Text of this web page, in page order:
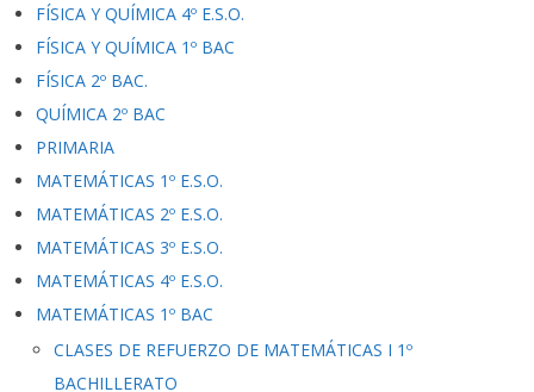
FÍSICA Y QUÍMICA 4º E.S.O.
FÍSICA Y QUÍMICA 1º BAC
FÍSICA 2º BAC.
QUÍMICA 2º BAC
PRIMARIA
MATEMÁTICAS 1º E.S.O.
MATEMÁTICAS 2º E.S.O.
MATEMÁTICAS 3º E.S.O.
MATEMÁTICAS 4º E.S.O.
MATEMÁTICAS 1º BAC
CLASES DE REFUERZO DE MATEMÁTICAS I 1º
BACHILLERATO